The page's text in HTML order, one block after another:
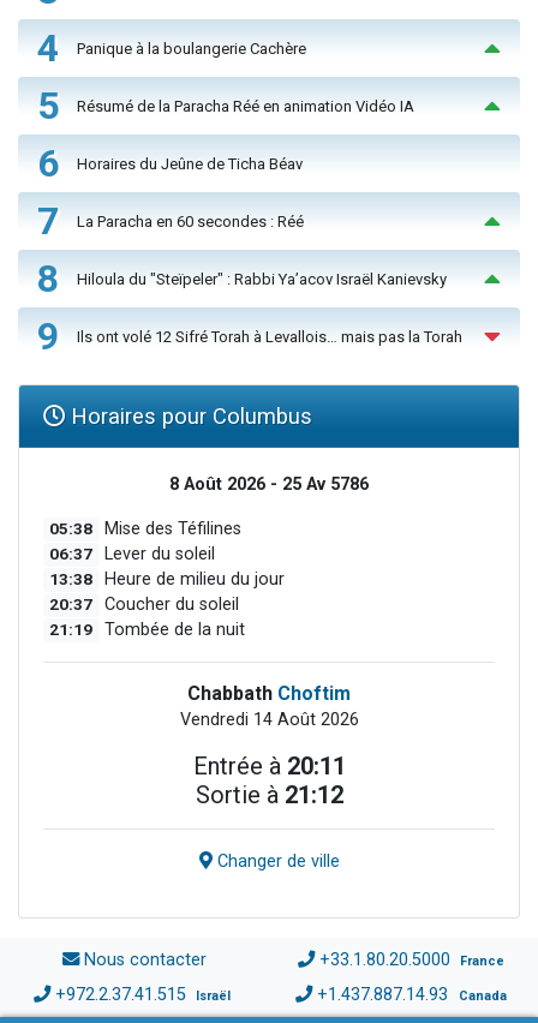
4 Panique à la boulangerie Cachère
5 Résumé de la Paracha Réé en animation Vidéo IA
6 Horaires du Jeûne de Ticha Béav
7 La Paracha en 60 secondes : Réé
8 Hiloula du "Steïpeler" : Rabbi Ya’acov Israël Kanievsky
9 Ils ont volé 12 Sifré Torah à Levallois… mais pas la Torah
Horaires pour Columbus
8 Août 2026 - 25 Av 5786
05:38 Mise des Téfilines
06:37 Lever du soleil
13:38 Heure de milieu du jour
20:37 Coucher du soleil
21:19 Tombée de la nuit
Chabbath Choftim
Vendredi 14 Août 2026
Entrée à 20:11
Sortie à 21:12
Changer de ville
Nous contacter +33.1.80.20.5000 France
+972.2.37.41.515 Israël +1.437.887.14.93 Canada